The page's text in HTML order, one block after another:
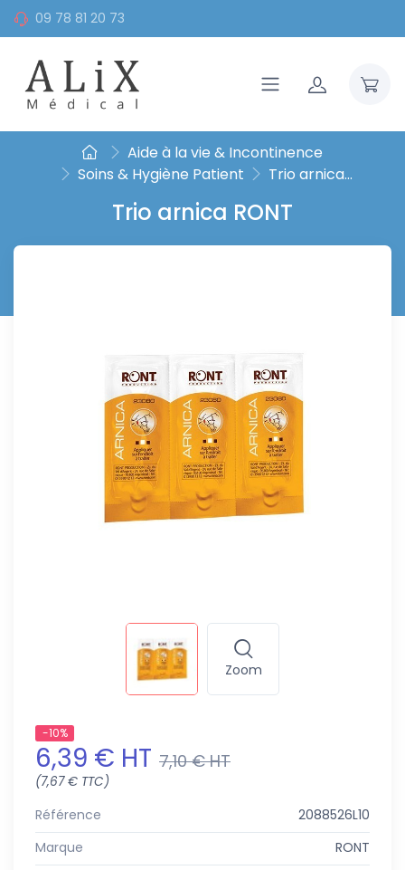
09 78 81 20 73
Aide à la vie & Incontinence
Soins & Hygiène Patient
Trio arnica...
Trio arnica RONT
Zoom
-10%
6,39 € HT 7,10 € HT
(7,67 € TTC)
Référence
2088526L10
Marque
RONT